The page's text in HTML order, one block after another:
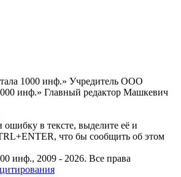
1000 инф.» Учредитель ООО
инф.» Главный редактор Машкевич
в тексте, выделите её и
что бы сообщить об этом
инф., 2009 - 2026. Все права